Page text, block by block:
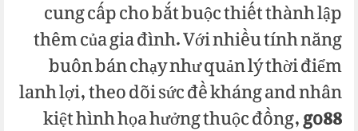
cung cấp cho bắt buộc thiết thành lập
thêm của gia đình. Với nhiều tính năng
buôn bán chạy như quản lý thời điểm
lanh lợi, theo dõi sức đề kháng and nhân